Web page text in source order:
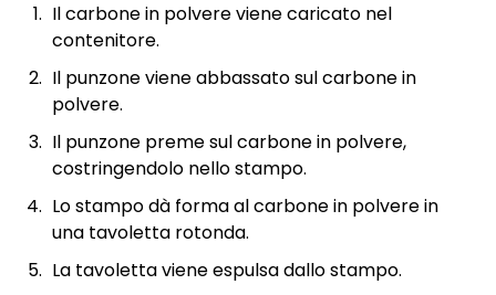
Il carbone in polvere viene caricato nel
contenitore.
Il punzone viene abbassato sul carbone in
polvere.
Il punzone preme sul carbone in polvere,
costringendolo nello stampo.
Lo stampo dà forma al carbone in polvere in
una tavoletta rotonda.
La tavoletta viene espulsa dallo stampo.